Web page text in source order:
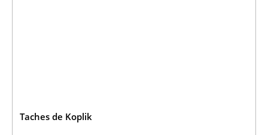
Taches de Koplik